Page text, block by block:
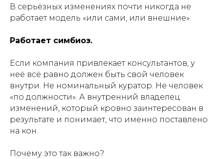
В серьёзных изменениях почти никогда не
работает модель «или сами, или внешние».
Работает симбиоз.
Если компания привлекает консультантов, у
неё всё равно должен быть свой человек
внутри. Не номинальный куратор. Не человек
«по должности». А внутренний владелец
изменений, который кровно заинтересован в
результате и понимает, что именно поставлено
на кон.
Почему это так важно?